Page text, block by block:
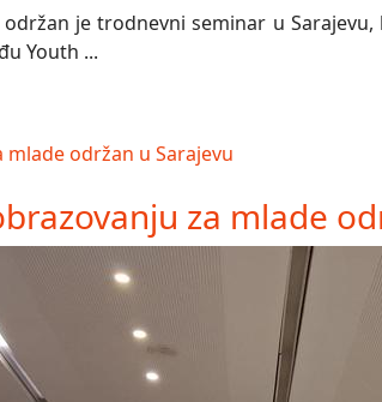
je trodnevni seminar u
Youth ...
za mlade